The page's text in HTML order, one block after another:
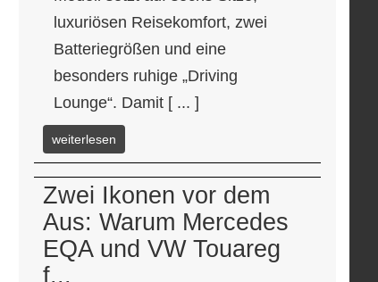
luxuriösen Reisekomfort, zwei
Batteriegrößen und eine
besonders ruhige „Driving
Lounge“. Damit [ ... ]
weiterlesen
Zwei Ikonen vor dem
Aus: Warum Mercedes
EQA und VW Touareg
f...